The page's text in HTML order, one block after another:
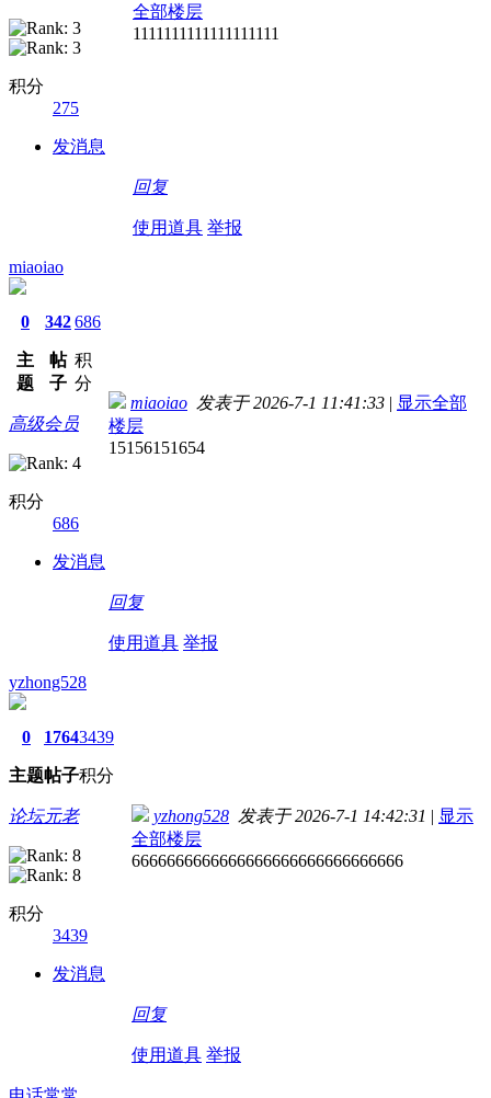
积分
275
发消息
全部楼层
1111111111111111111
回复
使用道具 举报
miaoiao
0
主
题
342
帖
子
686
积
分
高级会员
积分
686
发消息
miaoiao 发表于 2026-7-1 11:41:33 | 显示全部
楼层
15156151654
回复
使用道具 举报
yzhong528
0
主题
1764
帖子
3439
积分
论坛元老
积分
3439
发消息
yzhong528 发表于 2026-7-1 14:42:31 | 显示
全部楼层
6666666666666666666666666666666
回复
使用道具 举报